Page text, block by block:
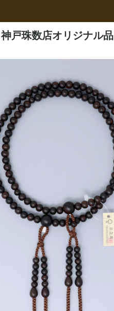
神戸珠数店オリジナル品
オリジナル品
一凛
清水焼